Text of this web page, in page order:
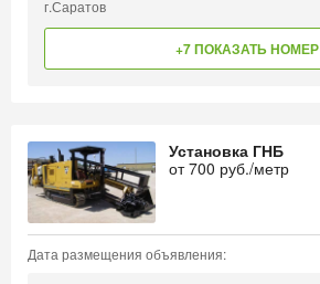
г.Саратов
+7 ПОКАЗАТЬ НОМЕР
Установка ГНБ
от700 руб./метр
Дата размещения объявления: